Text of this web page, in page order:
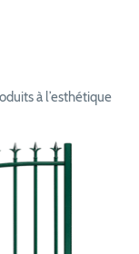
à l’esthétique